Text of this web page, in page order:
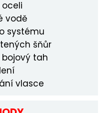
oceli
vodě
systému
šňůr
tah
vlasce